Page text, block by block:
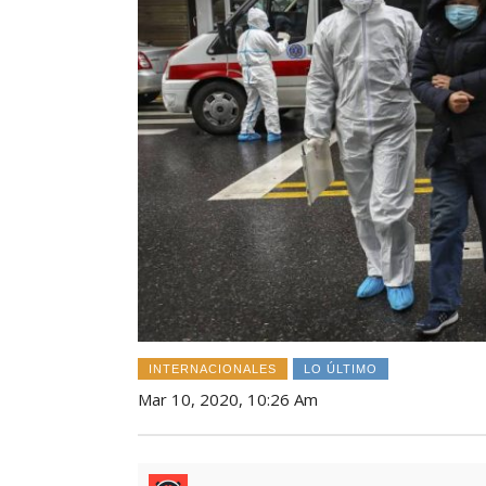
INTERNACIONALES LO ÚLTIMO
Mar 10, 2020, 10:26 Am